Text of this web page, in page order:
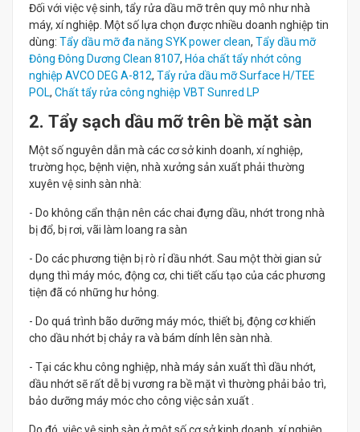
Đối với việc vệ sinh, tẩy rửa dầu mỡ trên quy mô như nhà
máy, xí nghiệp. Một số lựa chọn được nhiều doanh nghiệp tin
dùng: Tẩy dầu mỡ đa năng SYK power clean, Tẩy dầu mỡ
Đông Đông Dương Clean 8107, Hóa chất tẩy nhớt công
nghiệp AVCO DEG A-812, Tẩy rửa dầu mỡ Surface H/TEE
POL, Chất tẩy rửa công nghiệp VBT Sunred LP
2. Tẩy sạch dầu mỡ trên bề mặt sàn
Một số nguyên dẫn mà các cơ sở kinh doanh, xí nghiệp,
trường học, bệnh viện, nhà xưởng sản xuất phải thường
xuyên vệ sinh sàn nhà:
- Do không cẩn thận nên các chai đựng dầu, nhớt trong nhà
bị đổ, bị rơi, vãi làm loang ra sàn
- Do các phương tiện bị rò rỉ dầu nhớt. Sau một thời gian sử
dụng thì máy móc, động cơ, chi tiết cấu tạo của các phương
tiện đã có những hư hỏng.
- Do quá trình bão dưỡng máy móc, thiết bị, động cơ khiến
cho dầu nhớt bị chảy ra và bám dính lên sàn nhà.
- Tại các khu công nghiệp, nhà máy sản xuất thì dầu nhớt,
dầu nhớt sẽ rất dễ bị vương ra bề mặt vì thường phải bảo trì,
bảo dưỡng máy móc cho công việc sản xuất .
Do đó, việc vệ sinh sàn ở một số cơ sở kinh doanh, xí nghiệp,